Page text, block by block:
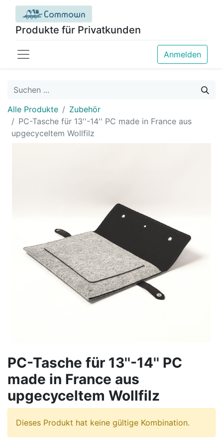
Produkte für Privatkunden
Anmelden
Alle Produkte
Zubehör
PC-Tasche für 13''-14'' PC made in France aus
upgecyceltem Wollfilz
PC-Tasche für 13''-14'' PC
made in France aus
upgecyceltem Wollfilz
Dieses Produkt hat keine gültige Kombination.